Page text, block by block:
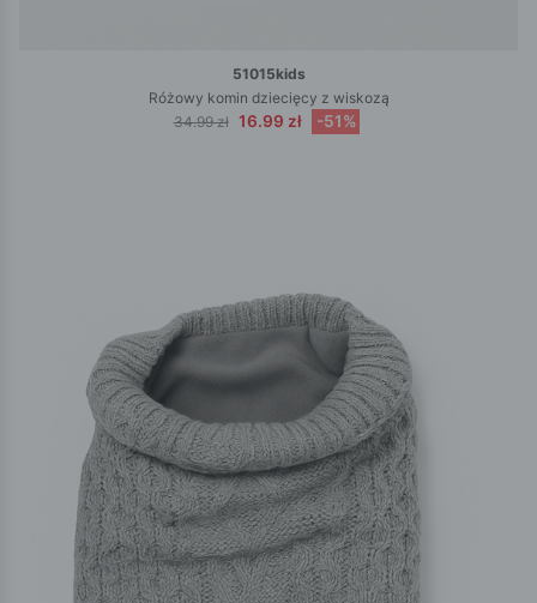
51015kids
Różowy komin dziecięcy z wiskozą
34.99 zł 16.99 zł -51%